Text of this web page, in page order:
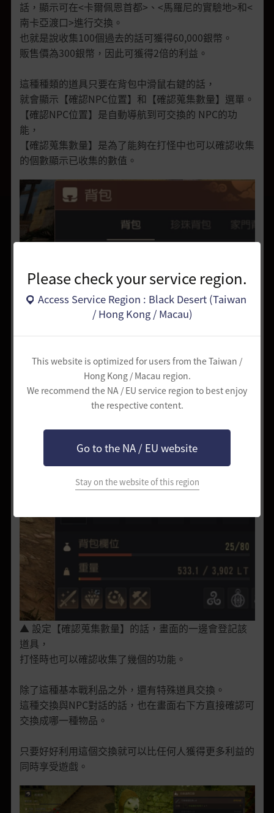
Please check your service region.
Access Service Region : Black Desert (Taiwan
/ Hong Kong / Macau)
This website is optimized for users from the Taiwan /
Hong Kong / Macau region.
We recommend the NA / EU service region to best enjoy
the respective content.
Go to the NA / EU website
Stay on the website of this region
話，顯示可在<卡爾佩恩首都>、<馬羅尼的實驗地>和<
南卡亞渡口>進行交換。
也就是說收集100個過去的話可獲得60,000銀幣。
販售價為300銀幣，因此可獲得2倍的利益。
這種種類的道具只要在背包中滑鼠右鍵的話，
就會顯示【確認NPC位置】和【確認蒐集數量】選單。
【確認NPC位置】是自動導航到可交換的 NPC的功
能，
【確認蒐集數量】是為了能夠在打怪中也可以確認收集
的個數顯示已收集的數值。
▲ 設定【確認蒐集數量】的話，畫面的一邊會登記該
道具，
打怪時也可以確認收集了幾個的功能。
除了這種基本戰利品之外，還有特殊道具交換。
這種交換與NPC對話的話，也在畫面右下方直接確認可
交換成哪一種物品。
只要好好利用這個交換就可以比任何人獲得更多利益的
同時享受遊戲。